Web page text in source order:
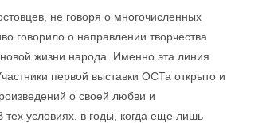
не говоря о многочисленных
говорило о направлении творчества
жизни народа. Именно эта линия
первой выставки ОСТа открыто и
о своей любви и
условиях, в годы, когда еще лишь